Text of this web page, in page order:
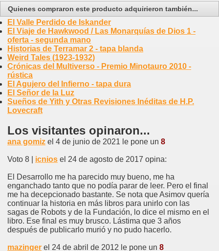
Quienes compraron este producto adquirieron también...
El Valle Perdido de Iskander
El Viaje de Hawkwood / Las Monarquías de Dios 1 -
oferta - segunda mano
Historias de Terramar 2 - tapa blanda
Weird Tales (1923-1932)
Crónicas del Multiverso - Premio Minotauro 2010 -
rústica
El Agujero del Infierno - tapa dura
El Señor de la Luz
Sueños de Yith y Otras Revisiones Inéditas de H.P.
Lovecraft
Los visitantes opinaron...
ana gomiz el 4 de junio de 2021 le pone un 8
Voto 8 | icnios el 24 de agosto de 2017 opina:
El Desarrollo me ha parecido muy bueno, me ha
enganchado tanto que no podía parar de leer. Pero el final
me ha decepcionado bastante. Se nota que Asimov quería
continuar la historia en más libros para unirlo con las
sagas de Robots y de la Fundación, lo dice el mismo en el
libro. Ese final es muy brusco. Lástima que 3 años
después de publicarlo murió y no pudo hacerlo.
mazinger el 24 de abril de 2012 le pone un 8